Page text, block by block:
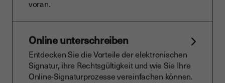
voran.
Online unterschreiben
Entdecken Sie die Vorteile der elektronischen
Signatur, ihre Rechtsgültigkeit und wie Sie Ihre
Online-Signaturprozesse vereinfachen können.